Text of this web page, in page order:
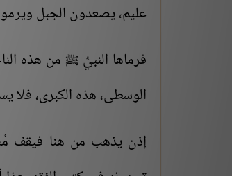
عليم، يصعدون الجبل
فرماها النبيُّﷺ من هذه
الوسطى، هذه الكبرى، فلا
إذن يذهب من هنا فيقف